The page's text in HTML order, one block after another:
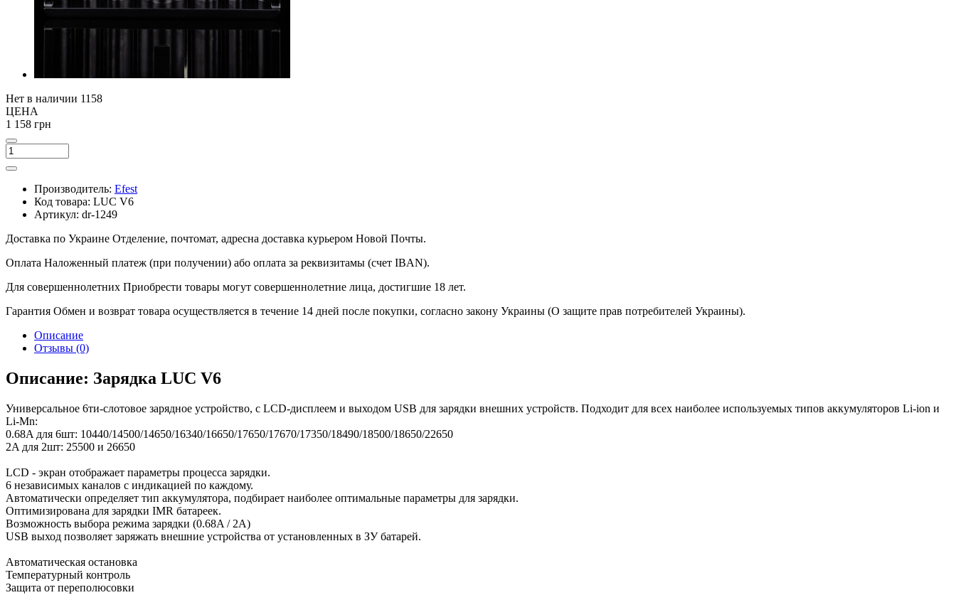
Нет в наличии 1158
ЦЕНА
1 158 грн
Производитель: Efest
Код товара: LUC V6
Артикул: dr-1249
Доставка по Украине Отделение, почтомат, адресна доставка курьером Новой Почты.
Оплата Наложенный платеж (при получении) або оплата за реквизитамы (счет IBAN).
Для совершеннолетних Приобрести товары могут совершеннолетние лица, достигшие 18 лет.
Гарантия Обмен и возврат товара осуществляется в течение 14 дней после покупки, согласно закону Украины (О защите прав потребителей Украины).
Описание
Отзывы (0)
Описание: Зарядка LUC V6
Универсальное 6ти-слотовое зарядное устройство, с LCD-дисплеем и выходом USB для зарядки внешних устройств. Подходит для всех наиболее используемых типов аккумуляторов Li-ion и
Li-Mn:
0.68A для 6шт: 10440/14500/14650/16340/16650/17650/17670/17350/18490/18500/18650/22650
2A для 2шт: 25500 и 26650
LCD - экран отображает параметры процесса зарядки.
6 независимых каналов с индикацией по каждому.
Автоматически определяет тип аккумулятора, подбирает наиболее оптимальные параметры для зарядки.
Оптимизирована для зарядки IMR батареек.
Возможность выбора режима зарядки (0.68A / 2А)
USB выход позволяет заряжать внешние устройства от установленных в ЗУ батарей.
Автоматическая остановка
Температурный контроль
Защита от переполюсовки